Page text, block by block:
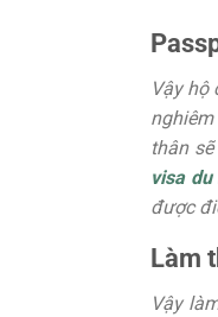
Vậy hộ
thân
visa du
được
Làm
Vậy